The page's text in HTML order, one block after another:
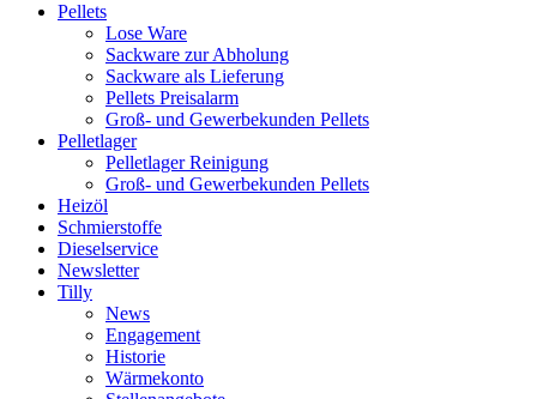
Pellets
Lose Ware
Sackware zur Abholung
Sackware als Lieferung
Pellets Preisalarm
Groß- und Gewerbekunden Pellets
Pelletlager
Pelletlager Reinigung
Groß- und Gewerbekunden Pellets
Heizöl
Schmierstoffe
Dieselservice
Newsletter
Tilly
News
Engagement
Historie
Wärmekonto